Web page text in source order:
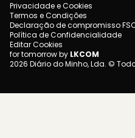
Privacidade e Cookies
Termos e Condições
Declaração de compromisso
Política de Confidencialidade
Editar Cookies
for tomorrow by LKCOM
2026 Diário do Minho, Lda. ©